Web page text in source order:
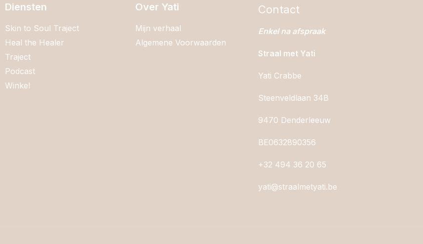
Diensten
Skin to Soul Traject
Heal the Healer
Traject
Podcast
Winkel
Over Yati
Mijn verhaal
Algemene Voorwaarden
Contact
Enkel na afspraak
Straal met Yati
Yati Crabbe
Steenveldlaan 34B
9470 Denderleeuw
BE0632890356
+32 494 36 20 65
yati@straalmetyati.be